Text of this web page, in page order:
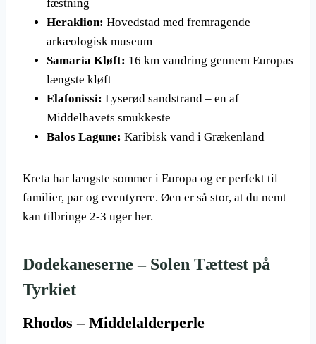
fæstning
Heraklion: Hovedstad med fremragende
arkæologisk museum
Samaria Kløft: 16 km vandring gennem Europas
længste kløft
Elafonissi: Lyserød sandstrand – en af
Middelhavets smukkeste
Balos Lagune: Karibisk vand i Grækenland
Kreta har længste sommer i Europa og er perfekt til
familier, par og eventyrere. Øen er så stor, at du nemt
kan tilbringe 2-3 uger her.
Dodekaneserne – Solen Tættest på
Tyrkiet
Rhodos – Middelalderperle